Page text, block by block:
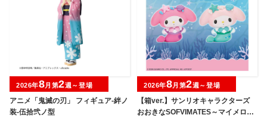
アニメ「鬼滅の刃」 フィギュア-絆ノ
装-伍拾弐ノ型
2026年8月第2週～登場
【箱ver.】サンリオキャラクターズ
おおきなSOFVIMATES～マイメロデ
2026年8月第2週～登場